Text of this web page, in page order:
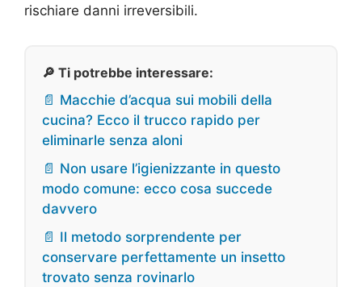
rischiare danni irreversibili.
🔎 Ti potrebbe interessare:
📄 Macchie d’acqua sui mobili della
cucina? Ecco il trucco rapido per
eliminarle senza aloni
📄 Non usare l’igienizzante in questo
modo comune: ecco cosa succede
davvero
📄 Il metodo sorprendente per
conservare perfettamente un insetto
trovato senza rovinarlo